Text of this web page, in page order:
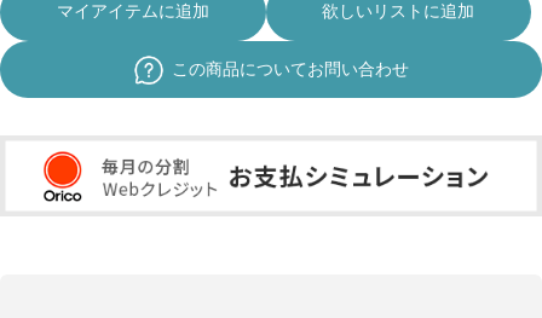
マイアイテムに追加 欲しいリストに追加
この商品についてお問い合わせ